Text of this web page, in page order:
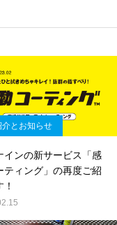
ご愛顧に感謝 大宮マル
介とお知らせ
インの新サービス「感
ティング」の再度ご紹